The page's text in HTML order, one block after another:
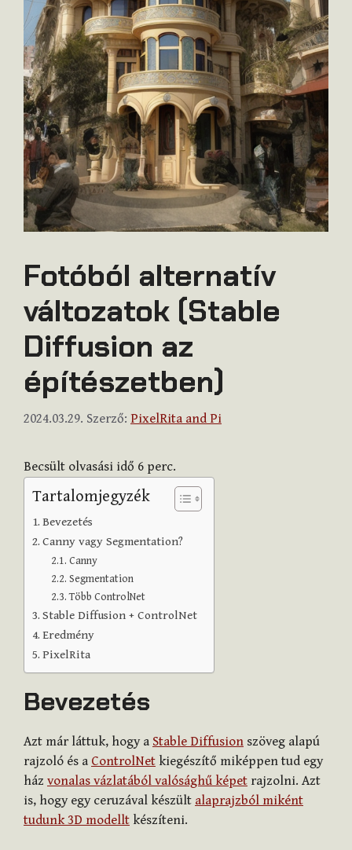
Fotóból alternatív
változatok (Stable
Diffusion az
építészetben)
2024.03.29. Szerző: PixelRita and Pi
Becsült olvasási idő 6 perc.
Tartalomjegyzék
Bevezetés
Canny vagy Segmentation?
Canny
Segmentation
Több ControlNet
Stable Diffusion + ControlNet
Eredmény
PixelRita
Bevezetés
Azt már láttuk, hogy a Stable Diffusion szöveg alapú
rajzoló és a ControlNet kiegészítő miképpen tud egy
ház vonalas vázlatából valósághű képet rajzolni. Azt
is, hogy egy ceruzával készült alaprajzból miként
tudunk 3D modellt készíteni.